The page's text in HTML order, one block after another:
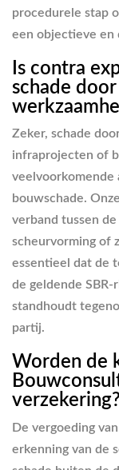
procedurele stap
een objectieve en
Is contra
schade
Zeker, schade
infraprojecten of
veelvoorkomende
bouwschade.
verband tussen
scheurvorming of
essentieel dat de
de geldende
standhoudt
partij.
Worden de
verzekering?
De vergoeding
erkenning van de